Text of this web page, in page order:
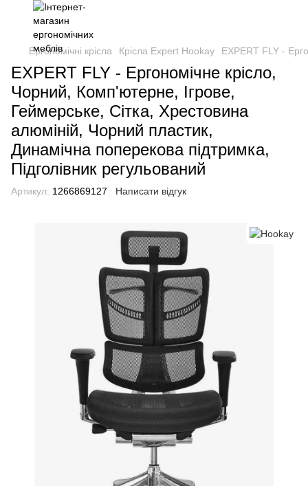
Ергономічні крісла Крісла Expert Hookay EXPERT FLY -
EXPERT FLY - Ергономічне крісло,
Чорний, Комп'ютерне, Ігрове,
Геймерське, Сітка, Хрестовина
алюміній, Чорний пластик,
Динамічна поперекова підтримка,
Підголівник регульований
Артикул: 1266869127 Написати відгук